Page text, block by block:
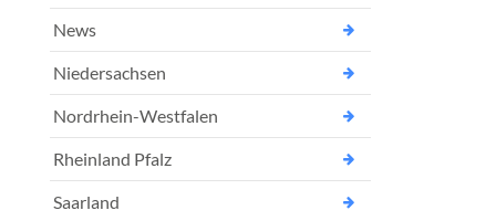
News
Niedersachsen
Nordrhein-Westfalen
Rheinland Pfalz
Saarland